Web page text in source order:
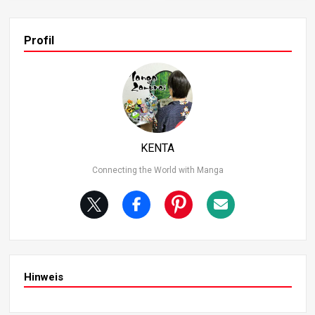
chte von Dragon Ball scheint auf den ersten Blick futurist
isch zu sein, da es Gegenstände wie Hoi-Poi-Kapseln und
fliegende Autos gibt. Im ersten Panel des ersten Kapitels
heißt es jedoch: “Vor langer, langer Zeit”. Im letzten Kapit
el wird angedeutet, dass die Geschichte in der Gegenwar
t spielt, was darauf hindeutet, dass der ursprüngliche Sc
hauplatz im Vergleich zur heutigen Zeit “lange her” ist. 3.
ut, das nur sieben Mal im Jahr geerntet wird.
Profil
KENTA
Connecting the World with Manga
Hinweis